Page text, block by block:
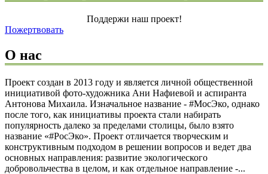
Поддержи наш проект!
Пожертвовать
О нас
Проект создан в 2013 году и является личной общественной
инициативой фото-художника Ани Нафиевой и аспиранта
Антонова Михаила. Изначальное название - #МосЭко, однако
после того, как инициативы проекта стали набирать
популярность далеко за пределами столицы, было взято
название «#РосЭко». Проект отличается творческим и
конструктивным подходом в решении вопросов и ведет два
основных направления: развитие экологического
добровольчества в целом, и как отдельное направление -...